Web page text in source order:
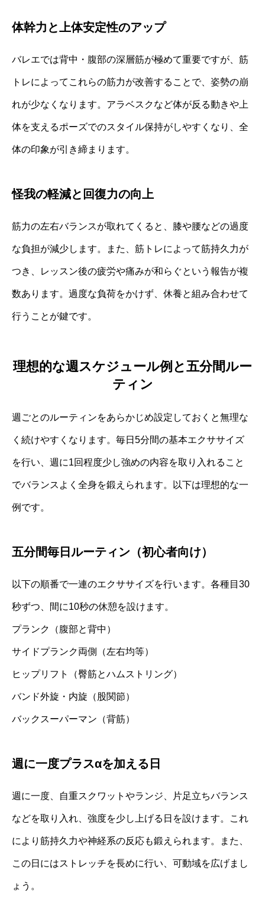
体幹力と上体安定性のアップ
バレエでは背中・腹部の深層筋が極めて重要ですが、筋
トレによってこれらの筋力が改善することで、姿勢の崩
れが少なくなります。アラベスクなど体が反る動きや上
体を支えるポーズでのスタイル保持がしやすくなり、全
体の印象が引き締まります。
怪我の軽減と回復力の向上
筋力の左右バランスが取れてくると、膝や腰などの過度
な負担が減少します。また、筋トレによって筋持久力が
つき、レッスン後の疲労や痛みが和らぐという報告が複
数あります。過度な負荷をかけず、休養と組み合わせて
行うことが鍵です。
理想的な週スケジュール例と五分間ルー
ティン
週ごとのルーティンをあらかじめ設定しておくと無理な
く続けやすくなります。毎日5分間の基本エクササイズ
を行い、週に1回程度少し強めの内容を取り入れること
でバランスよく全身を鍛えられます。以下は理想的な一
例です。
五分間毎日ルーティン（初心者向け）
以下の順番で一連のエクササイズを行います。各種目30
秒ずつ、間に10秒の休憩を設けます。
プランク（腹部と背中）
サイドプランク両側（左右均等）
ヒップリフト（臀筋とハムストリング）
バンド外旋・内旋（股関節）
バックスーパーマン（背筋）
週に一度プラスαを加える日
週に一度、自重スクワットやランジ、片足立ちバランス
などを取り入れ、強度を少し上げる日を設けます。これ
により筋持久力や神経系の反応も鍛えられます。また、
この日にはストレッチを長めに行い、可動域を広げまし
ょう。